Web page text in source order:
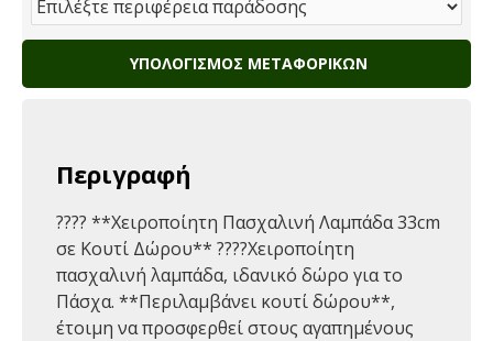
ΥΠΟΛΟΓΙΣΜΌΣ ΜΕΤΑΦΟΡΙΚΏΝ
Περιγραφή
????️ **Χειροποίητη Πασχαλινή Λαμπάδα 33cm
σε Κουτί Δώρου** ????Χειροποίητη
πασχαλινή λαμπάδα, ιδανικό δώρο για το
Πάσχα. **Περιλαμβάνει κουτί δώρου**,
έτοιμη να προσφερθεί στους αγαπημένους